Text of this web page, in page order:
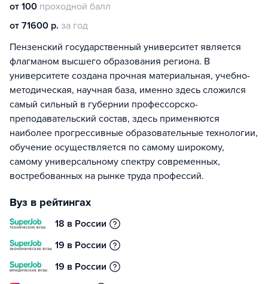
от 100 проходной балл
от 71600 р. за год
Пензенский государственный университет является
флагманом высшего образования региона. В
университете создана прочная материальная, учебно-
методическая, научная база, именно здесь сложился
самый сильный в губернии профессорско-
преподавательский состав, здесь применяются
наиболее прогрессивные образовательные технологии,
обучение осуществляется по самому широкому,
самому универсальному спектру современных,
востребованных на рынке труда профессий.
Вуз в рейтингах
18 в России
19 в России
19 в России